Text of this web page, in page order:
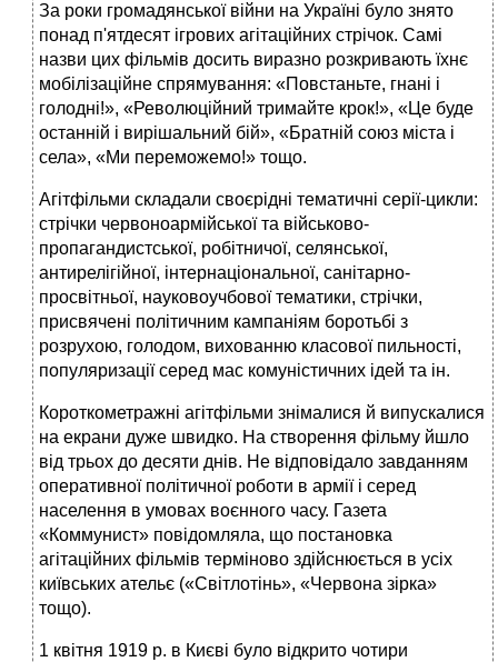
За роки громадянської війни на Україні було знято
понад п'ятдесят ігрових агітаційних стрічок. Самі
назви цих фільмів досить виразно розкривають їхнє
мобілізаційне спрямування: «Повстаньте, гнані і
голодні!», «Революційний тримайте крок!», «Це буде
останній і вирішальний бій», «Братній союз міста і
села», «Ми переможемо!» тощо.
Агітфільми складали своєрідні тематичні серії-цикли:
стрічки червоноармійської та військово-
пропагандистської, робітничої, селянської,
антирелігійної, інтернаціональної, санітарно-
просвітньої, науковоучбової тематики, стрічки,
присвячені політичним кампаніям боротьбі з
розрухою, голодом, вихованню класової пильності,
популяризації серед мас комуністичних ідей та ін.
Короткометражні агітфільми знімалися й випускалися
на екрани дуже швидко. На створення фільму йшло
від трьох до десяти днів. Не відповідало завданням
оперативної політичної роботи в армії і серед
населення в умовах воєнного часу. Газета
«Коммунист» повідомляла, що постановка
агітаційних фільмів терміново здійсню­ється в усіх
київських ательє («Світлотінь», «Червона зірка»
тощо).
1 квітня 1919 р. в Києві було відкрито чотири